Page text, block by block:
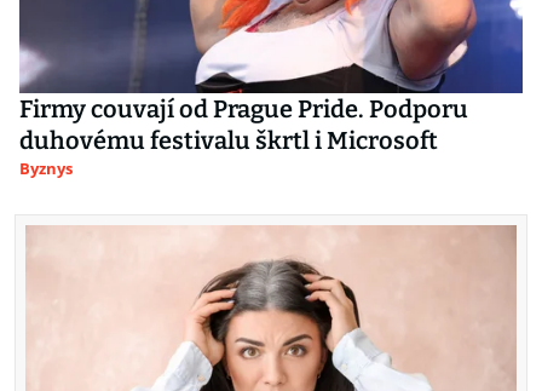
Firmy couvají od Prague Pride. Podporu
duhovému festivalu škrtl i Microsoft
Byznys